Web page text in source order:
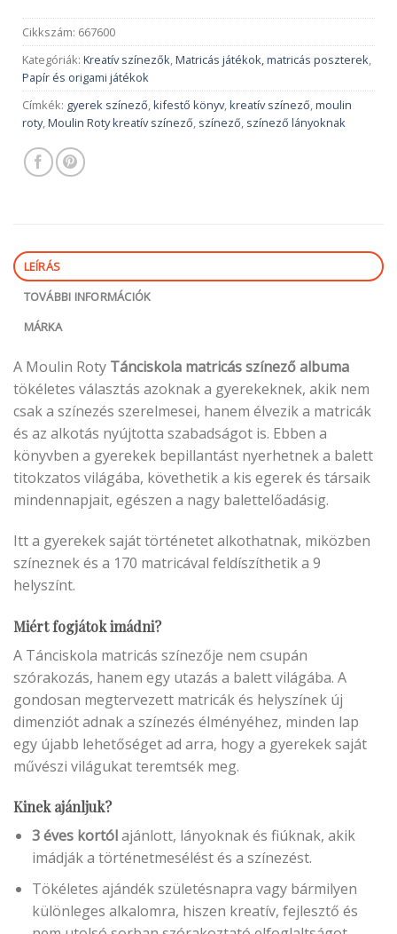
Cikkszám: 667600
Kategóriák: Kreatív színezők,Matricás játékok, matricás poszterek,
Papír és origami játékok
Címkék: gyerek színező,kifestő könyv,kreatív színező,moulin
roty,Moulin Roty kreatív színező, színező, színező lányoknak
LEÍRÁS
TOVÁBBI INFORMÁCIÓK
MÁRKA
A Moulin Roty Tánciskola matricás színező albuma
tökéletes választás azoknak a gyerekeknek, akik nem
csak a színezés szerelmesei, hanem élvezik a matricák
és az alkotás nyújtotta szabadságot is. Ebben a
könyvben a gyerekek bepillantást nyerhetnek a balett
titokzatos világába, követhetik a kis egerek és társaik
mindennapjait, egészen a nagy balettelőadásig.
Itt a gyerekek saját történetet alkothatnak, miközben
színeznek és a 170 matricával feldíszíthetik a 9
helyszínt.
Miért fogjátok imádni?
A Tánciskola matricás színezője nem csupán
szórakozás, hanem egy utazás a balett világába. A
gondosan megtervezett matricák és helyszínek új
dimenziót adnak a színezés élményéhez, minden lap
egy újabb lehetőséget ad arra, hogy a gyerekek saját
művészi világukat teremtsék meg.
Kinek ajánljuk?
3 éves kortólajánlott, lányoknak és fiúknak, akik
imádják a történetmesélést és a színezést.
Tökéletes ajándék születésnapra vagy bármilyen
különleges alkalomra, hiszen kreatív, fejlesztő és